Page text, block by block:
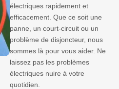
électriques rapidement et
efficacement. Que ce soit une
panne, un court-circuit ou un
problème de disjoncteur, nous
sommes là pour vous aider. Ne
laissez pas les problèmes
électriques nuire à votre
quotidien.